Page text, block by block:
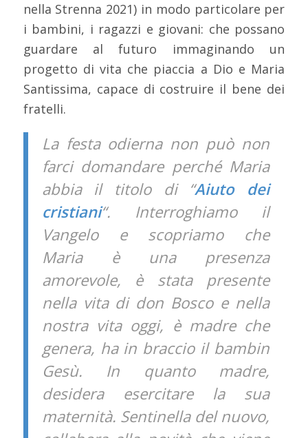
nella Strenna 2021) in modo particolare per
i bambini, i ragazzi e giovani: che possano
guardare al futuro immaginando un
progetto di vita che piaccia a Dio e Maria
Santissima, capace di costruire il bene dei
fratelli.
La festa odierna non può non
farci domandare perché Maria
abbia il titolo di “Aiuto dei
cristiani“. Interroghiamo il
Vangelo e scopriamo che
Maria è una presenza
amorevole, è stata presente
nella vita di don Bosco e nella
nostra vita oggi, è madre che
genera, ha in braccio il bambin
Gesù. In quanto madre,
desidera esercitare la sua
maternità. Sentinella del nuovo,